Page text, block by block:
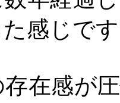
感じで
在感が